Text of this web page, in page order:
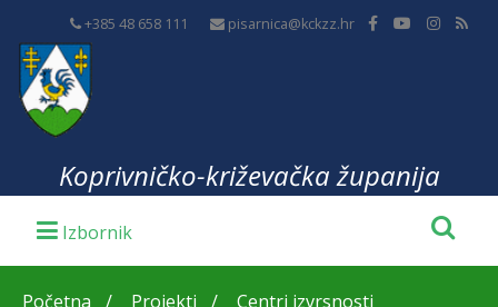
+385 48 658 111 pisarnica@kckzz.hr
Koprivničko-križevačka županija
Početna Projekti Centri izvrsnosti